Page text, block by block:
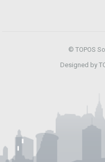
© TOPOS
Designed by